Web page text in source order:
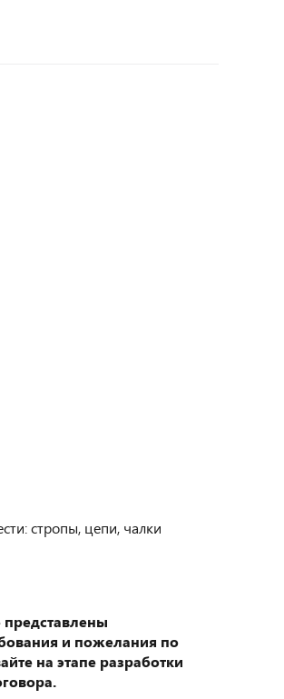
стропы, цепи, чалки
представлены
и пожелания по
на этапе разработки